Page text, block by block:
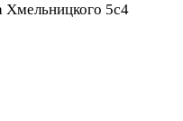
Хмельницкого 5с4